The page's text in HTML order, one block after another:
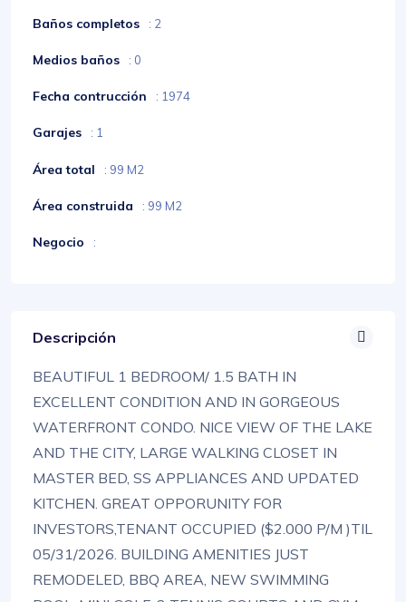
Baños completos : 2
Medios baños : 0
Fecha contrucción : 1974
Garajes : 1
Área total : 99 M2
Área construida : 99 M2
Negocio :
Descripción
BEAUTIFUL 1 BEDROOM/ 1.5 BATH IN
EXCELLENT CONDITION AND IN GORGEOUS
WATERFRONT CONDO. NICE VIEW OF THE LAKE
AND THE CITY, LARGE WALKING CLOSET IN
MASTER BED, SS APPLIANCES AND UPDATED
KITCHEN. GREAT OPPORUNITY FOR
INVESTORS,TENANT OCCUPIED ($2.000 P/M )TIL
05/31/2026. BUILDING AMENITIES JUST
REMODELED, BBQ AREA, NEW SWIMMING